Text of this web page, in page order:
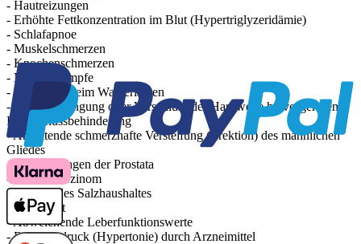
- Hautreizungen
- Erhöhte Fettkonzentration im Blut (Hypertriglyzeridämie)
- Schlafapnoe
- Muskelschmerzen
- Knochenschmerzen
- Muskelkrämpfe
- Störungen beim Wasserlassen
- Durch Verengung oder Verschluss der Harnwege hervorgerufene
Harnabflussbehinderung
- Anhaltende schmerzhafte Versteifung (Erektion) des männlichen
Gliedes
- Veränderungen der Prostata
- Prostatakarzinom
- Störung des Salzhaushaltes
- Gelbsucht
- Abweichende Leberfunktionswerte
- Bluthochdruck (Hypertonie) durch Arzneimittel